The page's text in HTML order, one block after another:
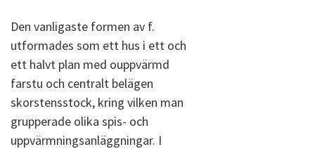
Den vanligaste formen av f.
utformades som ett hus i ett och
ett halvt plan med ouppvärmd
farstu och centralt belägen
skorstensstock, kring vilken man
grupperade olika spis- och
uppvärmningsanläggningar. I